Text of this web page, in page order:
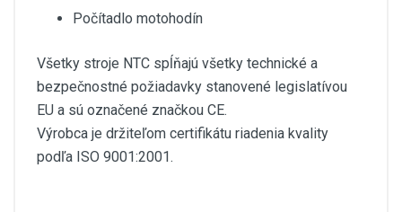
Počítadlo motohodín
Všetky stroje NTC spĺňajú všetky technické a
bezpečnostné požiadavky stanovené legislatívou
EU a sú označené značkou CE.
Výrobca je držiteľom certifikátu riadenia kvality
podľa ISO 9001:2001.